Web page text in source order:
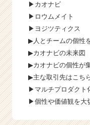
▶ カオナビ
▶ ロウムメイト
▶ ヨジツティクス
▶人とチームの個性
▶カオナビの未来図
▶カオナビの個性が
▶主な取引先はこち
▶ マルチプロダクト
▶個性や価値観を大